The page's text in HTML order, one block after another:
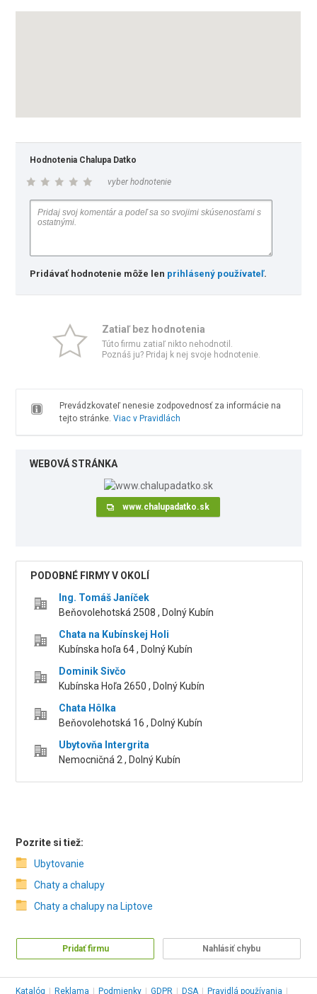
Hodnotenia Chalupa Datko
vyber hodnotenie
Pridávať hodnotenie môže len prihlásený používateľ.
Zatiaľ bez hodnotenia
Túto firmu zatiaľ nikto nehodnotil.
Poznáš ju? Pridaj k nej svoje hodnotenie.
Prevádzkovateľ nenesie zodpovednosť za informácie na
tejto stránke. Viac v Pravidlách
WEBOVÁ STRÁNKA
www.chalupadatko.sk
PODOBNÉ FIRMY V OKOLÍ
Ing. Tomáš Janíček
Beňovolehotská 2508 , Dolný Kubín
Chata na Kubínskej Holi
Kubínska hoľa 64 , Dolný Kubín
Dominik Sivčo
Kubínska Hoľa 2650 , Dolný Kubín
Chata Hôlka
Beňovolehotská 16 , Dolný Kubín
Ubytovňa Intergrita
Nemocničná 2 , Dolný Kubín
Pozrite si tiež:
Ubytovanie
Chaty a chalupy
Chaty a chalupy na Liptove
Pridať firmu Nahlásiť chybu
Katalóg Reklama Podmienky GDPR DSA Pravidlá používania